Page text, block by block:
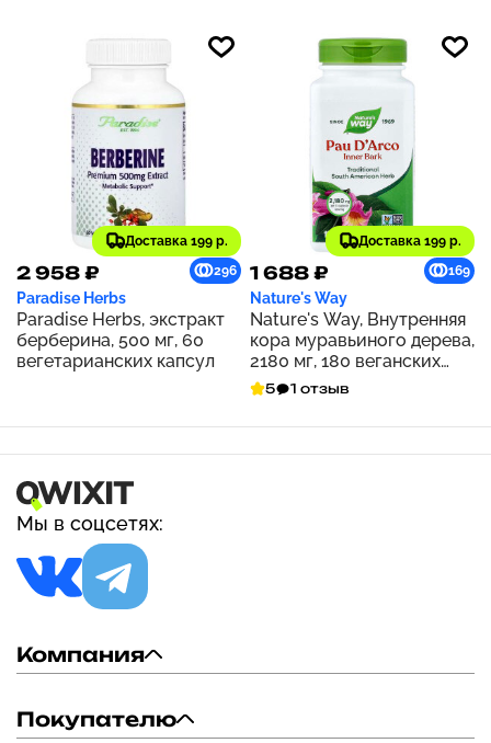
Доставка 199 р.
2 958 ₽ 296
Paradise Herbs
Paradise Herbs, экстракт
берберина, 500 мг, 60
вегетарианских капсул
Доставка 199 р.
1 688 ₽ 169
Nature's Way
Nature's Way, Внутренняя
кора муравьиного дерева,
2180 мг, 180 веганских
капсул (545 мг на капсулу)
5 1 отзыв
Мы в соцсетях:
Компания
Покупателю